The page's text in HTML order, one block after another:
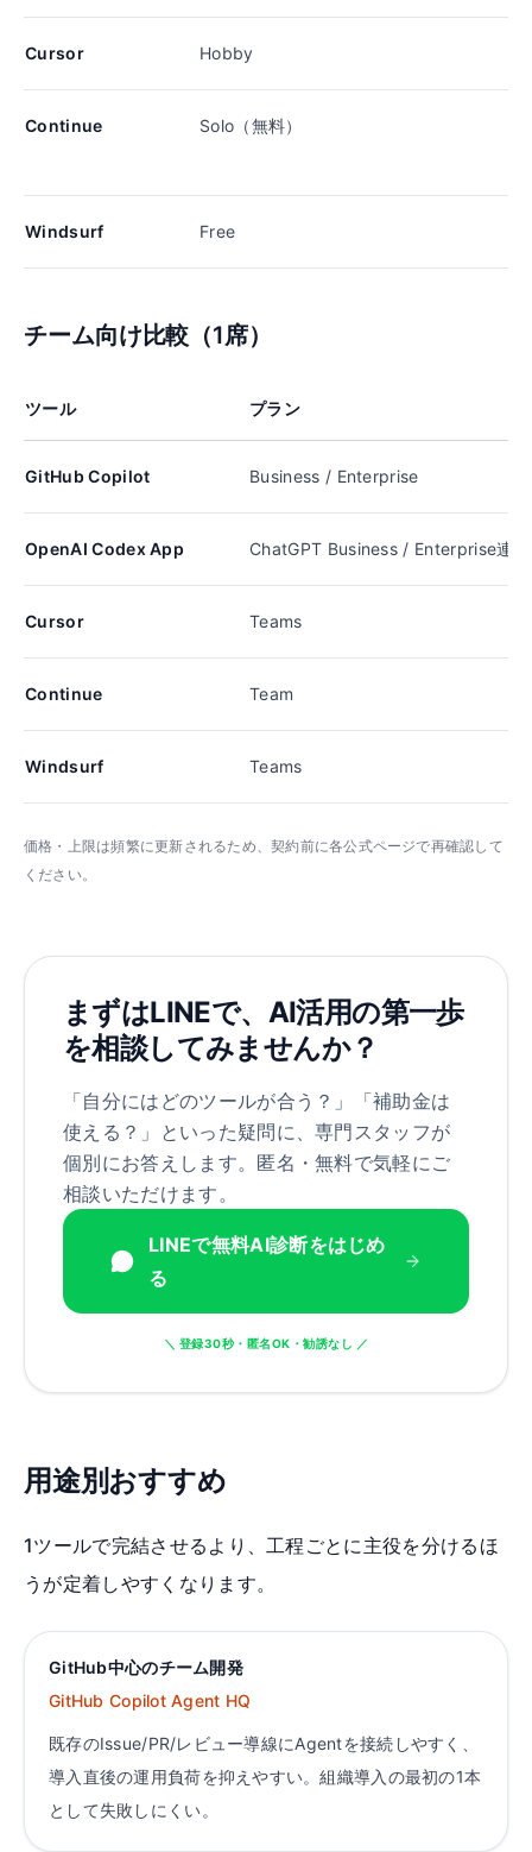
Cursor Hobby
Continue Solo（無料）
Windsurf Free
チーム向け比較（1席）
ツール プラン
GitHub Copilot Business / Enterprise
OpenAI Codex App ChatGPT Business / Enterprise連携
Cursor Teams
Continue Team
Windsurf Teams
価格・上限は頻繁に更新されるため、契約前に各公式ページで再確認して
ください。
まずはLINEで、AI活用の第一歩
を相談してみませんか？
「自分にはどのツールが合う？」「補助金は
使える？」といった疑問に、専門スタッフが
個別にお答えします。匿名・無料で気軽にご
相談いただけます。
LINEで無料AI診断をはじめ
る
＼ 登録30秒・匿名OK・勧誘なし ／
用途別おすすめ
1ツールで完結させるより、工程ごとに主役を分けるほ
うが定着しやすくなります。
GitHub中心のチーム開発
GitHub Copilot Agent HQ
既存のIssue/PR/レビュー導線にAgentを接続しやすく、
導入直後の運用負荷を抑えやすい。組織導入の最初の1本
として失敗しにくい。